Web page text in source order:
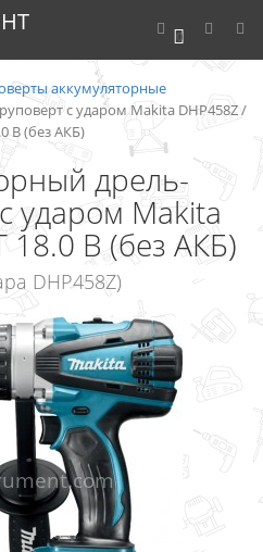
0
аккумуляторные
с ударом Makita DHP458Z /
В (без АКБ)
дрель-
ударом Makita
18.0 В (без АКБ)
DHP458Z)